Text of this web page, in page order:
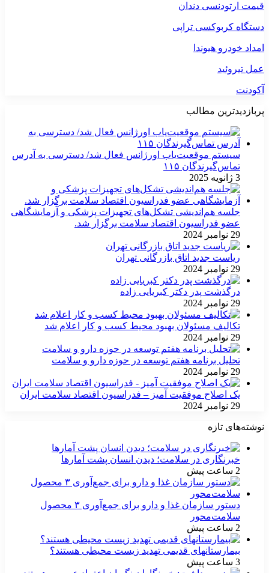
قیمت ارتودنسی دندان
دستگاه کربوکسی تراپی
امداد خودرو هیوندا
عمل تیروئید
آکودنت
پربازدیدترین مطالب
سیستم موقعیت‌یاب اورژانس فعال شد/ دسترسی به آدرس
تماس‌گیرندگان ۱۱۵
3 ژانویه 2025
جلسه هم‌اندیشی تشکل‌های تجهیزات پزشکی و آزمایشگاهی
عضو فدراسیون اقتصاد سلامت برگزار شد.
29 نوامبر 2024
ریاست جدید اتاق بازرگانی تهران
29 نوامبر 2024
درگذشت پدر دکتر کبریایی زاده
29 نوامبر 2024
تکالیف مسئولان بهبود محیط کسب و کار اعلام شد
29 نوامبر 2024
تحلیل برنامه هفتم توسعه در حوزه دارو و سلامت
29 نوامبر 2024
یک اصلاح موفقیت آمیز – فدراسیون اقتصاد سلامت ایران
29 نوامبر 2024
نوشته‌های تازه
خبرنگاری در سلامت؛ دیدن انسان پشت آمارها
2 ساعت پیش
دستور سازمان غذا و دارو برای جمع‌آوری ۳ محصول
سلامت‌محور
2 ساعت پیش
بیمارستانهای قدیمی تهدید زیست محیطی هستند؟
3 ساعت پیش